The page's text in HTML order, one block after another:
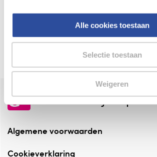
Alle cookies toestaan
Selectie toestaan
Weigeren
Altijd onze folder bij de hand
Check onze folders ⁠bij AlleFolders.
de vriendelijke
Algemene voorwaarden
Cookieverklaring